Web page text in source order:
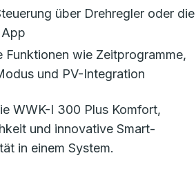
über Drehregler oder die
Funktionen wie Zeitprogramme,
und PV-Integration
WWK-I 300 Plus Komfort,
und innovative Smart-
in einem System.